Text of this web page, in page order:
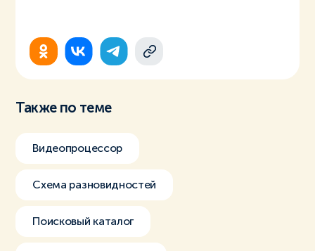
Также по теме
Видеопроцессор
Схема разновидностей
Поисковый каталог